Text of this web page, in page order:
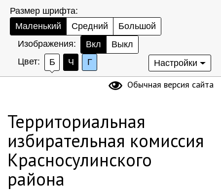
Размер шрифта:
Маленький
Средний
Большой
Изображения:
Вкл
Выкл
Цвет:
Б Ч Г Настройки
Обычная версия сайта
Территориальная
избирательная комиссия
Красносулинского
района